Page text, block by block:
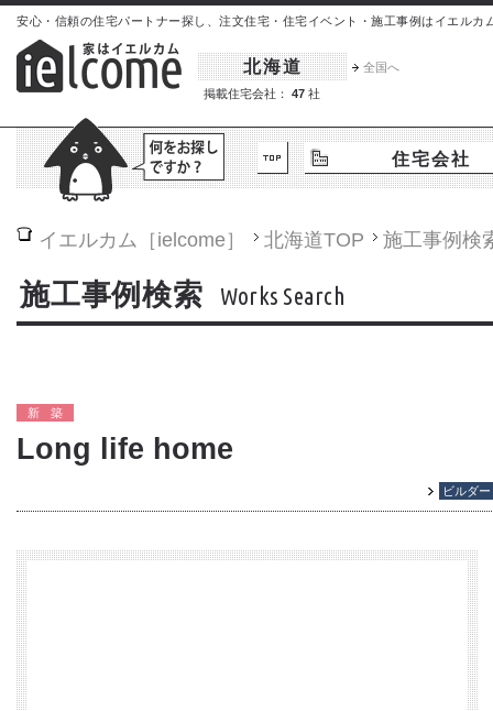
安心・信頼の住宅パートナー探し、注文住宅・住宅イベント・施工事例はイエルカ
北海道
全国へ
掲載住宅会社：
47 社
住宅会社
イエルカム［ielcome］ 北海道TOP 施工事例検
施工事例検索 Works Search
新築
Long life home
ビルダー